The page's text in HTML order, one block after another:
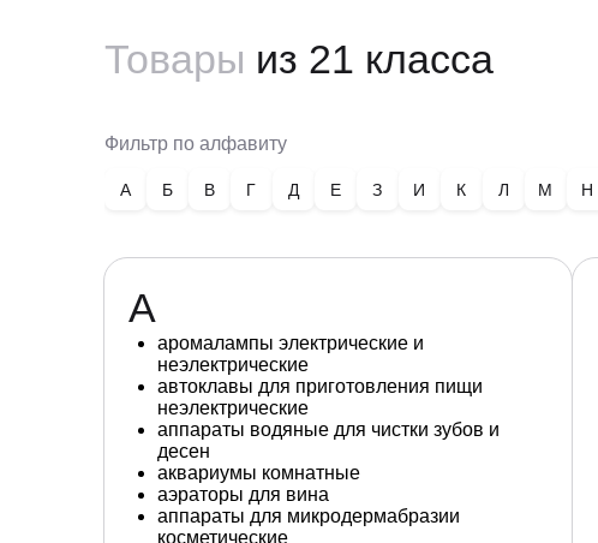
Товары из 21 класса
Фильтр по алфавиту
А Б В Г Д Е З И К Л М Н
А
аромалампы электрические и
неэлектрические
автоклавы для приготовления пищи
неэлектрические
аппараты водяные для чистки зубов и
десен
аквариумы комнатные
аэраторы для вина
аппараты для микродермабразии
косметические